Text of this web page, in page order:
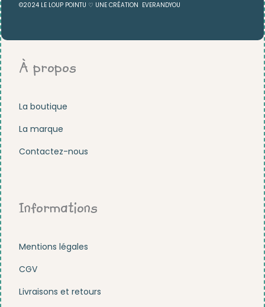
©2024 LE LOUP POINTU ♡ UNE CRÉATION EVERANDYOU
À propos
La boutique
La marque
Contactez-nous
Informations
Mentions légales
CGV
Livraisons et retours